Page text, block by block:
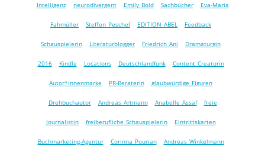
Intelligenz neurodivergent Emily Bold Sachbücher Eva-Maria
Fahmüller Steffen Peschel EDITION ABEL Feedback
Schauspielerin Literaturblogger Friedrich Ani Dramaturgin
2016 Kindle Locations Deutschlandfunk Content Creatorin
Autor*innenmarke PR-Beraterin glaubwürdige Figuren
Drehbuchautor Andreas Artmann Anabelle Assaf freie
Journalistin freiberufliche Schauspielerin Eintrittskarten
Buchmarketing-Agentur Corinna Pourian Andreas Winkelmann